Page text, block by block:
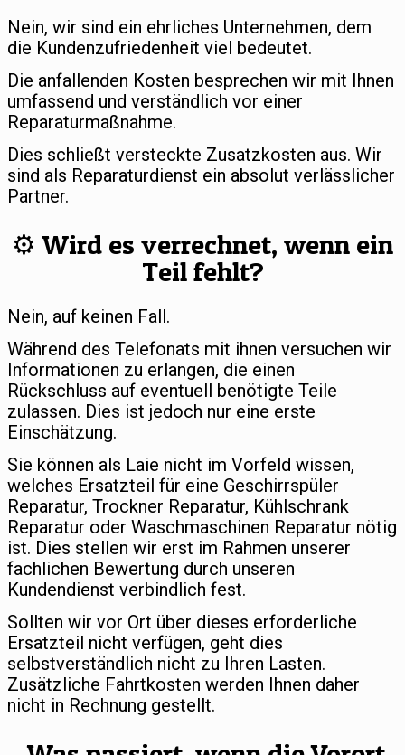
Nein, wir sind ein ehrliches Unternehmen, dem
die Kundenzufriedenheit viel bedeutet.
Die anfallenden Kosten besprechen wir mit Ihnen
umfassend und verständlich vor einer
Reparaturmaßnahme.
Dies schließt versteckte Zusatzkosten aus. Wir
sind als Reparaturdienst ein absolut verlässlicher
Partner.
⚙️ Wird es verrechnet, wenn ein
Teil fehlt?
Nein, auf keinen Fall.
Während des Telefonats mit ihnen versuchen wir
Informationen zu erlangen, die einen
Rückschluss auf eventuell benötigte Teile
zulassen. Dies ist jedoch nur eine erste
Einschätzung.
Sie können als Laie nicht im Vorfeld wissen,
welches Ersatzteil für eine Geschirrspüler
Reparatur, Trockner Reparatur, Kühlschrank
Reparatur oder Waschmaschinen Reparatur nötig
ist. Dies stellen wir erst im Rahmen unserer
fachlichen Bewertung durch unseren
Kundendienst verbindlich fest.
Sollten wir vor Ort über dieses erforderliche
Ersatzteil nicht verfügen, geht dies
selbstverständlich nicht zu Ihren Lasten.
Zusätzliche Fahrtkosten werden Ihnen daher
nicht in Rechnung gestellt.